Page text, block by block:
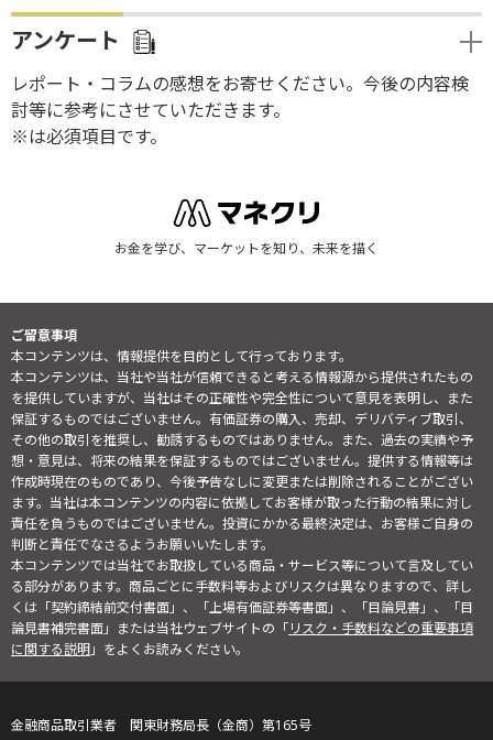
アンケート
レポート・コラムの感想をお寄せください。今後の内容検
討等に参考にさせていただきます。
※は必須項目です。
お金を学び、マーケットを知り、未来を描く
ご留意事項
本コンテンツは、情報提供を目的として行っております。
本コンテンツは、当社や当社が信頼できると考える情報源から提供されたもの
を提供していますが、当社はその正確性や完全性について意見を表明し、また
保証するものではございません。有価証券の購入、売却、デリバティブ取引、
その他の取引を推奨し、勧誘するものではありません。また、過去の実績や予
想・意見は、将来の結果を保証するものではございません。提供する情報等は
作成時現在のものであり、今後予告なしに変更または削除されることがござい
ます。当社は本コンテンツの内容に依拠してお客様が取った行動の結果に対し
責任を負うものではございません。投資にかかる最終決定は、お客様ご自身の
判断と責任でなさるようお願いいたします。
本コンテンツでは当社でお取扱している商品・サービス等について言及してい
る部分があります。商品ごとに手数料等およびリスクは異なりますので、詳し
くは「契約締結前交付書面」、「上場有価証券等書面」、「目論見書」、「目
論見書補完書面」または当社ウェブサイトの「リスク・手数料などの重要事項
に関する説明」をよくお読みください。
金融商品取引業者 関東財務局長（金商）第165号